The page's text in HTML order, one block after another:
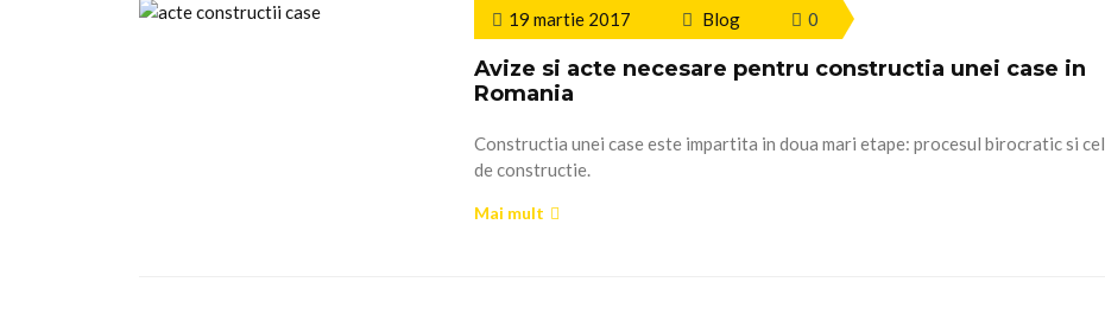
19 martie 2017 Blog 0
Avize si acte necesare pentru constructia unei case in
Romania
Constructia unei case este impartita in doua mari etape: procesul birocratic si cel
de constructie.
Mai mult